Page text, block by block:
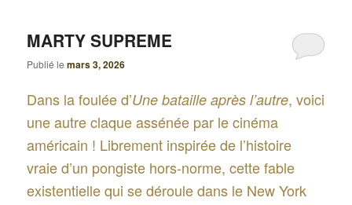
MARTY SUPREME
Publié lemars 3, 2026
Dans la foulée d’Une bataille après l’autre, voici
une autre claque assénée par le cinéma
américain ! Librement inspirée de l’histoire
vraie d’un pongiste hors-norme, cette fable
existentielle qui se déroule dans le New York